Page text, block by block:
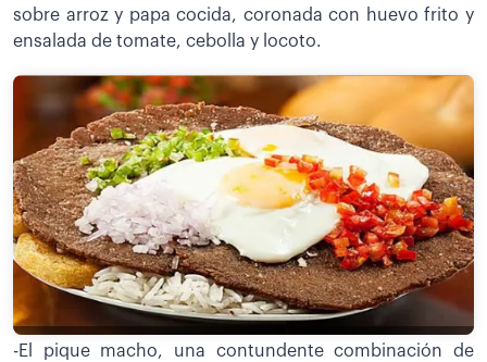
sobre arroz y papa cocida, coronada con huevo frito y
ensalada de tomate, cebolla y locoto.
-El pique macho, una contundente combinación de